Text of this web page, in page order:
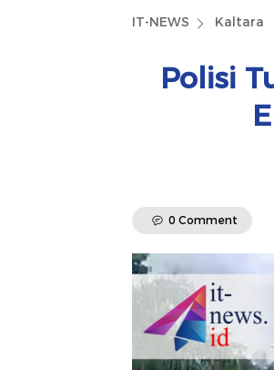
IT-NEWS Kaltara
Polisi
0 Comment